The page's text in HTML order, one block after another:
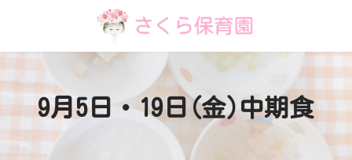
ツ
へ
ス
キ
ッ
プ
シ
ョ
ン
に
移
動
9月5日・19日(金)中期食